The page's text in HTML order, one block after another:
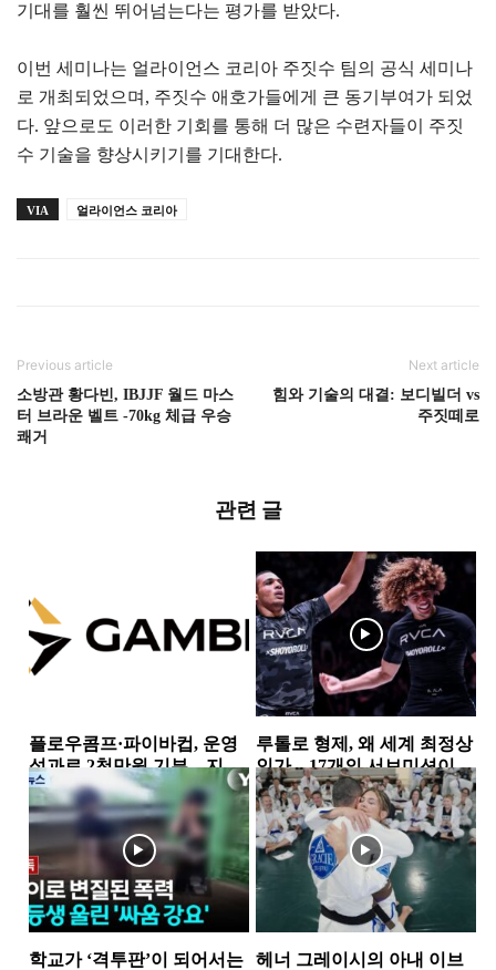
기대를 훨씬 뛰어넘는다는 평가를 받았다.
이번 세미나는 얼라이언스 코리아 주짓수 팀의 공식 세미나
로 개최되었으며, 주짓수 애호가들에게 큰 동기부여가 되었
다. 앞으로도 이러한 기회를 통해 더 많은 수련자들이 주짓
수 기술을 향상시키기를 기대한다.
VIA 얼라이언스 코리아
Previous article
소방관 황다빈, IBJJF 월드 마스
터 브라운 벨트 -70kg 체급 우승
쾌거
Next article
힘와 기술의 대결: 보디빌더 vs
주짓떼로
관련 글
플로우콤프·파이바컵, 운영
성과로 2천만원 기부…지역
사회 상생 실천
뉴스
루톨로 형제, 왜 세계 최정상
인가…17개의 서브미션이
증명한 공격 본능
소식
학교가 ‘격투판’이 되어서는
헤너 그레이시의 아내 이브